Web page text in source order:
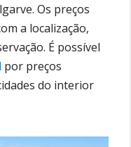
Os preços
a localização,
É possível
por preços
do interior